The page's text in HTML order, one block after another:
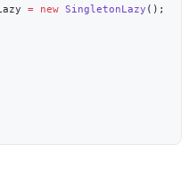
= new SingletonLazy